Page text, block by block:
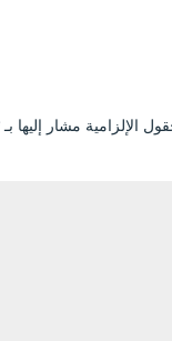
الإلزامية مشار إليها بـ